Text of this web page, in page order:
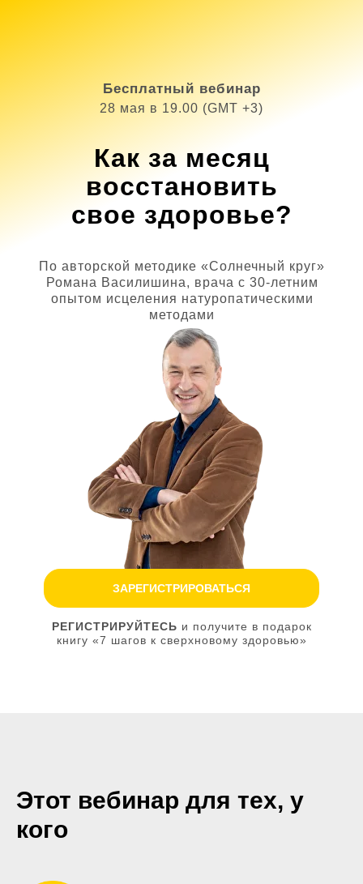
Как за месяц
восстановить
свое здоровье?
По авторской методике «Солнечный круг»
Романа Василишина, врача с 30-летним
опытом исцеления натуропатическими
методами
ЗАРЕГИСТРИРОВАТЬСЯ
Бесплатный вебинар
28 мая в 19.00 (GMT +3)
РЕГИСТРИРУЙТЕСЬ и получите в подарок
книгу «7 шагов к сверхновому здоровью»
Этот вебинар для тех, у
кого